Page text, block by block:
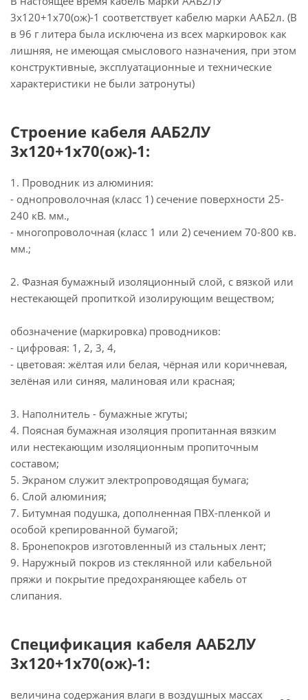
3х120+1х70(ож)-1 соответствует кабелю марки ААБ2л. (В
в 96 г литера была исключена из всех маркировок как
лишняя, не имеющая смыслового назначения, при этом
конструктивные, эксплуатационные и технические
характеристики не были затронуты)
Строение кабеля ААБ2ЛУ
3х120+1х70(ож)-1:
1. Проводник из алюминия:
- однопроволочная (класс 1) сечение поверхности 25-
240 кВ. мм.,
- многопроволочная (класс 1 или 2) сечением 70-800 кв.
мм.;
2. Фазная бумажный изоляционный слой, с вязкой или
нестекающей пропиткой изолирующим веществом;
обозначение (маркировка) проводников:
- цифровая: 1, 2, 3, 4,
- цветовая: жёлтая или белая, чёрная или коричневая,
зелёная или синяя, малиновая или красная;
3. Наполнитель - бумажные жгуты;
4. Поясная бумажная изоляция пропитанная вязким
или нестекающим изоляционным пропиточным
составом;
5. Экраном служит электропроводящая бумага;
6. Слой алюминия;
7. Битумная подушка, дополненная ПВХ-пленкой и
особой крепированной бумагой;
8. Бронепокров изготовленный из стальных лент;
9. Наружный покров из стеклянной или кабельной
пряжи и покрытие предохраняющее кабель от
слипания.
Спецификация кабеля ААБ2ЛУ
3х120+1х70(ож)-1:
величина содержания влаги в воздушных массах